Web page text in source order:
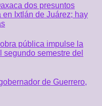
dos presuntos
Ixtlán de Juárez; hay
pública impulse la
semestre del
de Guerrero,